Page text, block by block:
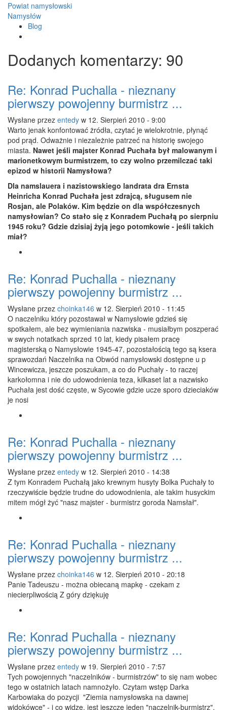
Powiat namysłowski
Namysłów
Blog
Dodanych komentarzy: 90
Re: Konrad Puchalla - nieznany
pierwszy powojenny burmistrz ...
Wysłane przez entedy w 12. Sierpień 2010 - 9:00
Warto jenak konfontować żródła, czytać je wielokrotnie, płynąć
pod prąd. Odważnie i niezależnie patrzeć na historię swojego
miasta. Nawet jeśli majster Konrad Puchała był malowanym i
marionetkowym burmistrzem, to czy wolno przemilczać taki
epizod w historii Namysłowa?
Dla namslauera i nazistowskiego landrata dra Ernsta
Heinricha Konrad Puchała jest zdrajcą, sługusem nie
Rosjan, ale Polaków. Kim będzie on dla współczesnych
namysłowian? Co stało się z Konradem Puchałą po sierpniu
1945 roku? Gdzie dzisiaj żyją jego potomkowie - jeśli takich
miał?
Re: Konrad Puchalla - nieznany
pierwszy powojenny burmistrz ...
Wysłane przez choinka146 w 12. Sierpień 2010 - 11:45
O naczelniku który pozostawał w Namysłowie gdzieś się
spotkałem, ale bez wymieniania nazwiska - musiałbym poszperać
w swych notatkach sprzed 10 lat, kiedy pisałem pracę
magisterską o Namysłowie 1945-47, pozostałością tego są ksera
sprawozdań Naczelnika na Obwód namysłowski dostępne u p
Wincewicza, jeszcze poszukam, a co do Puchały - to raczej
karkołomna i nie do udowodnienia teza, kilkaset lat a nazwisko
Puchała jest dość częste, w Sycowie gdzie ucze sporo dzieciaków
je nosi
Re: Konrad Puchalla - nieznany
pierwszy powojenny burmistrz ...
Wysłane przez entedy w 12. Sierpień 2010 - 14:38
Z tym Konradem Puchałą jako krewnym husyty Bolka Puchały to
rzeczywiście będzie trudne do udowodnienia, ale takim husyckim
mitem mógł żyć "nasz majster - burmistrz goroda Namsłał".
Re: Konrad Puchalla - nieznany
pierwszy powojenny burmistrz ...
Wysłane przez choinka146 w 12. Sierpień 2010 - 20:18
Panie Tadeuszu - można obiecaną mapkę - czekam z
niecierpliwością Z góry dziękuję
Re: Konrad Puchalla - nieznany
pierwszy powojenny burmistrz ...
Wysłane przez entedy w 19. Sierpień 2010 - 7:57
Tych powojennych "naczelników - burmistrzów" to się nam wobec
tego w ostatnich latach namnożyło. Czytam wstęp Darka
Karbowiaka do pozycji "Ziemia namysłowska na dawnej
widokówce" - i co widzę, jest jeszcze jeden "naczelnik-burmistrz",